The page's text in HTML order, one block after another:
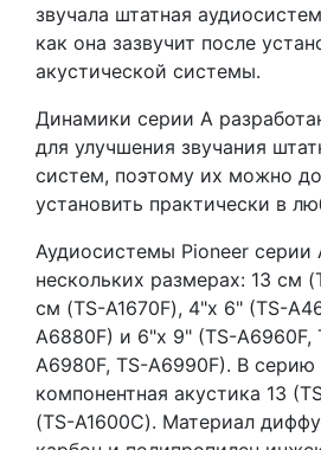
звучала штатная
как она зазвучит после
акустической системы.
Динамики серии А
для улучшения звучания
систем, поэтому их можно
установить практически в
Аудиосистемы Pioneer серии
нескольких размерах: 13 см
см (TS-A1670F), 4"x 6" (TS-
A6880F) и 6"x 9" (TS-A6960F,
A6980F, TS-A6990F). В
компонентная акустика 13
(TS-A1600C). Материал